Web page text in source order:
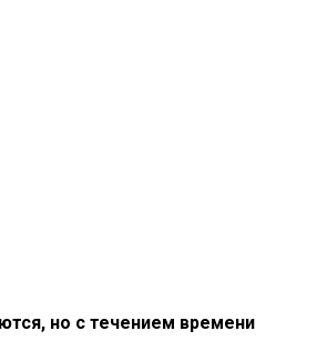
но с течением времени